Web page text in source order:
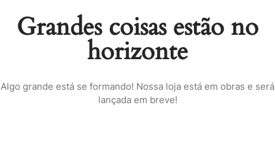
Grandes coisas estão no
horizonte
Algo grande está se formando! Nossa loja está em obras e será
lançada em breve!